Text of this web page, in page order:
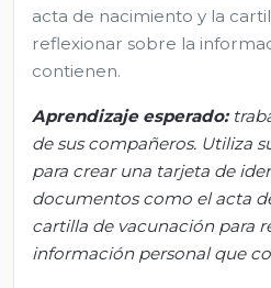
acta de nacimiento y la
reflexionar sobre la
contienen.
Aprendizaje esperado: t
de sus compañeros. Utiliza
para crear una tarjeta de
documentos como el acta
cartilla de vacunación para
información personal que